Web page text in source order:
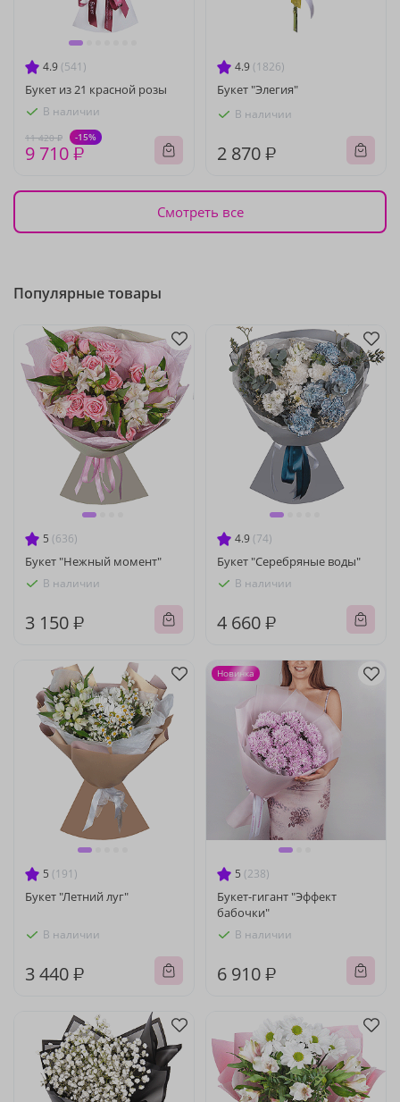
4.9 (541)
Букет из 21 красной розы
В наличии
11 420 ₽ -15%
9 710 ₽
4.9 (1826)
Букет "Элегия"
В наличии
2 870 ₽
Смотреть все
Популярные товары
5 (636)
Букет "Нежный момент"
В наличии
3 150 ₽
4.9 (74)
Букет "Серебряные воды"
В наличии
4 660 ₽
5 (191)
Букет "Летний луг"
В наличии
3 440 ₽
5 (238)
Букет-гигант "Эффект
бабочки"
В наличии
6 910 ₽
Новинка